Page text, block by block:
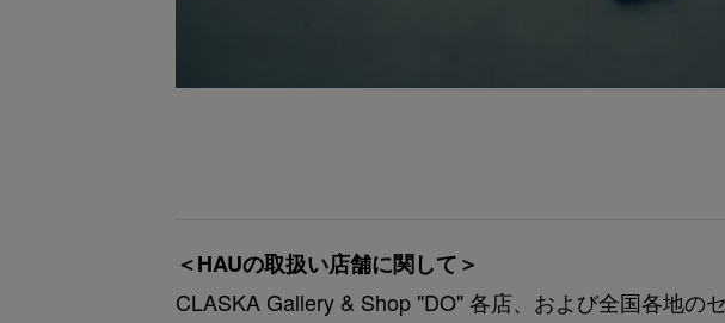
＜HAUの取扱い店舗に関して＞
CLASKA Gallery & Shop "DO" 各店、および全国各地の